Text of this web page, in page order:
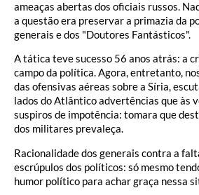
ameaças abertas dos oficiais russos.
a questão era preservar a primazia da
generais e dos "Doutores Fantásticos".
A tática teve sucesso 56 anos atrás: a
campo da política. Agora, entretanto,
das ofensivas aéreas sobre a Síria,
lados do Atlântico advertências que às
suspiros de impotência: tomara que
dos militares prevaleça.
Racionalidade dos generais contra a
escrúpulos dos políticos: só mesmo
humor político para achar graça nessa